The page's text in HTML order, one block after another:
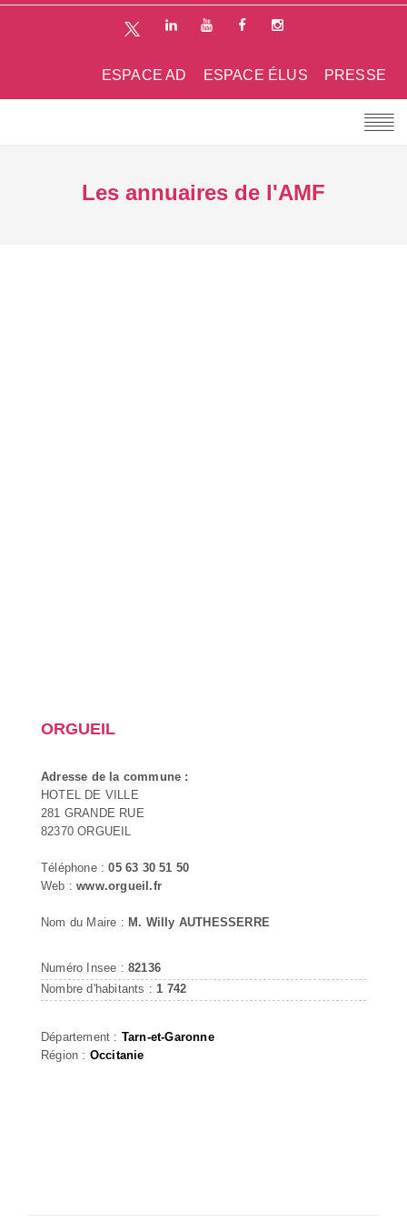
PRESSE
ESPACE ÉLUS
ESPACE AD
Les annuaires de l'AMF
ORGUEIL
Adresse de la commune :
HOTEL DE VILLE
281 GRANDE RUE
82370 ORGUEIL
Téléphone :05 63 30 51 50
Web :www.orgueil.fr
Nom du Maire : M. Willy AUTHESSERRE
Numéro Insee : 82136
Nombre d'habitants : 1 742
Département : Tarn-et-Garonne
Région : Occitanie